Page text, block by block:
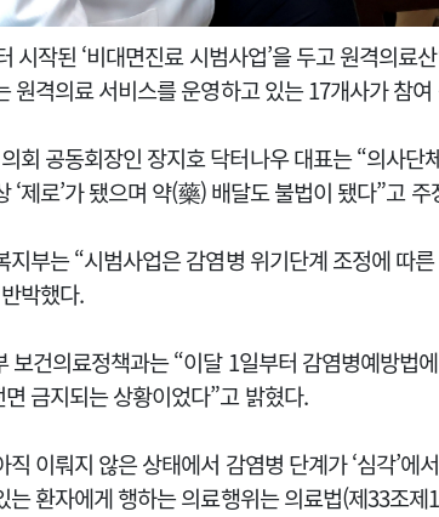
시작된 ‘비대면진료 시범사업’을 두고 원격의료
원격의료 서비스를 운영하고 있는 17개사가 참
회 공동회장인 장지호 닥터나우 대표는 “의사단
‘제로’가 됐으며 약(藥) 배달도 불법이 됐다”고 주
지부는 “시범사업은 감염병 위기단계 조정에 따
박했다.
보건의료정책과는 “이달 1일부터 감염병예방법
금지되는 상황이었다”고 밝혔다.
이뤄지 않은 상태에서 감염병 단계가 ‘심각’에
는 환자에게 행하는 의료행위는 의료법(제33조제